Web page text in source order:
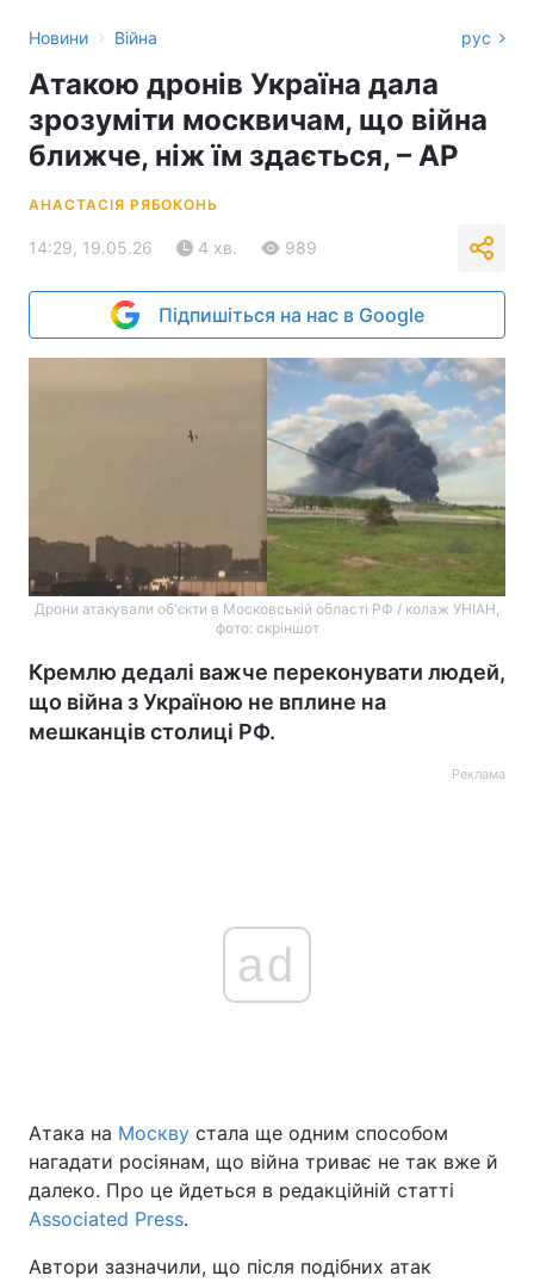
Новини › Війна рус
Атакою дронів Україна дала
зрозуміти москвичам, що війна
ближче, ніж їм здається, – АР
АНАСТАСІЯ РЯБОКОНЬ
14:29, 19.05.26 4 хв. 989
Підпишіться на нас в Google
Дрони атакували об'єкти в Московській області РФ / колаж УНІАН,
фото: скріншот
Кремлю дедалі важче переконувати людей,
що війна з Україною не вплине на
мешканців столиці РФ.
Реклама
ad
Атака на Москву стала ще одним способом
нагадати росіянам, що війна триває не так вже й
далеко. Про це йдеться в редакційній статті
Associated Press.
Автори зазначили, що після подібних атак